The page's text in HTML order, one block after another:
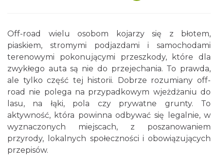
Off-road wielu osobom kojarzy się z błotem,
piaskiem, stromymi podjazdami i samochodami
terenowymi pokonującymi przeszkody, które dla
zwykłego auta są nie do przejechania. To prawda,
ale tylko część tej historii. Dobrze rozumiany off-
road nie polega na przypadkowym wjeżdżaniu do
lasu, na łąki, pola czy prywatne grunty. To
aktywność, która powinna odbywać się legalnie, w
wyznaczonych miejscach, z poszanowaniem
przyrody, lokalnych społeczności i obowiązujących
przepisów.